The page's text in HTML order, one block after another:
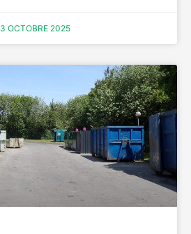
3 OCTOBRE 2025